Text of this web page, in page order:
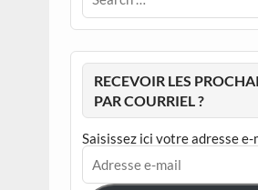
RECEVOIR LES
PAR COURRIEL ?
Saisissez ici votre adresse e-
Adresse
e-
mail